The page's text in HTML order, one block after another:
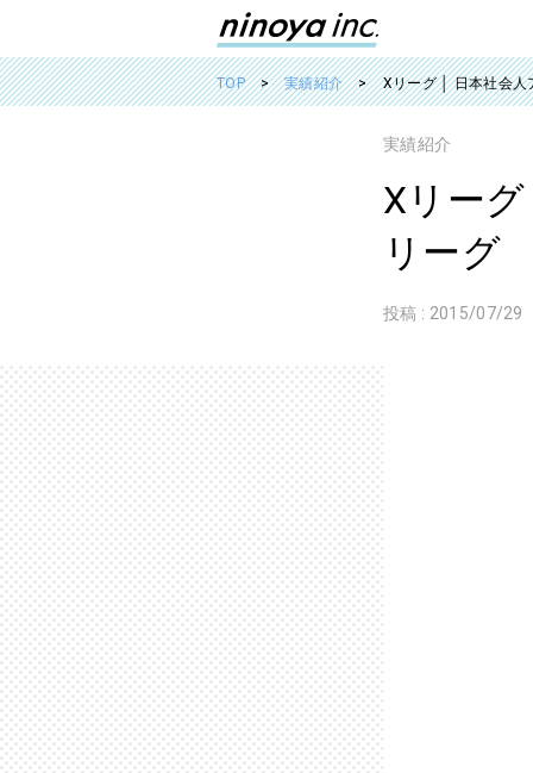
TOP 実績紹介 Xリーグ │ 日本社会人
実績紹介
Xリー
リーグ
投稿 : 2015/07/29